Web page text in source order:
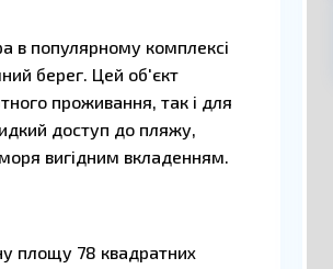
в популярному комплексі
берег. Цей об'єкт
проживання, так і для
доступ до пляжу,
вигідним вкладенням.
площу 78 квадратних